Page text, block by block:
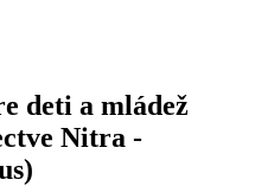
deti a mládež
Nitra -